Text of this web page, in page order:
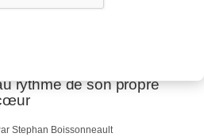
Chloé Rouffignac
rythme de son propre
Stephan Boissonneault